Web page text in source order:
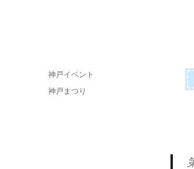
投
日:
カ
テ
神戸イベント
タ
神戸まつり